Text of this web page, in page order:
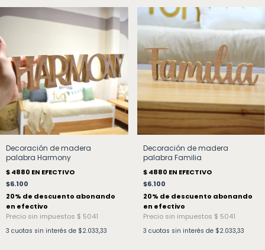
Decoración de madera
palabra Harmony
$6.100
3 cuotas sin interés de $2.033,33
Decoración de madera
palabra Familia
$6.100
3 cuotas sin interés de $2.033,33